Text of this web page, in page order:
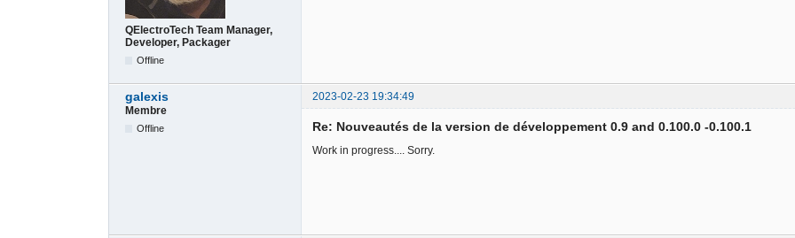
QElectroTech Team Manager,
Developer, Packager
Offline
galexis
2023-02-23 19:34:49
Membre
Offline Re: Nouveautés de la version de développement 0.9 and 0.100.0 -0.100.1
Work in progress.... Sorry.